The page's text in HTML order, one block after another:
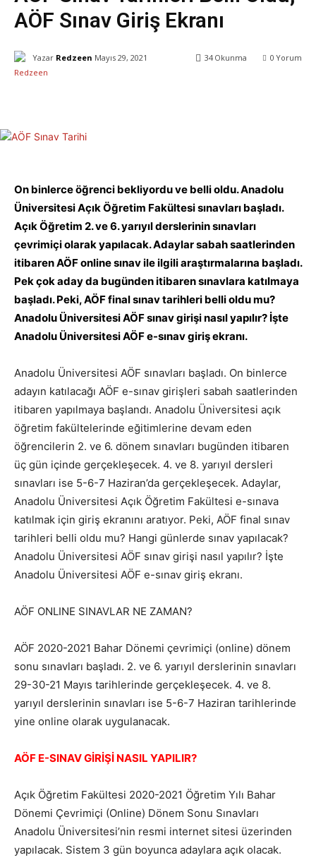
AÖF Sınav Giriş Ekranı
Yazar Redzeen Mayıs 29, 2021 0 Yorum
34 Okunma
On binlerce öğrenci bekliyordu ve belli oldu. Anadolu
Üniversitesi Açık Öğretim Fakültesi sınavları başladı.
Açık Öğretim 2. ve 6. yarıyıl derslerinin sınavları
çevrimiçi olarak yapılacak. Adaylar sabah saatlerinden
itibaren AÖF online sınav ile ilgili araştırmalarına başladı.
Pek çok aday da bugünden itibaren sınavlara katılmaya
başladı. Peki, AÖF final sınav tarihleri belli oldu mu?
Anadolu Üniversitesi AÖF sınav girişi nasıl yapılır? İşte
Anadolu Üniversitesi AÖF e-sınav giriş ekranı.
Anadolu Üniversitesi AÖF sınavları başladı. On binlerce
adayın katılacağı AÖF e-sınav girişleri sabah saatlerinden
itibaren yapılmaya başlandı. Anadolu Üniversitesi açık
öğretim fakültelerinde eğitimlerine devam eden
öğrencilerin 2. ve 6. dönem sınavları bugünden itibaren
üç gün içinde gerçekleşecek. 4. ve 8. yarıyıl dersleri
sınavları ise 5-6-7 Haziran’da gerçekleşecek. Adaylar,
Anadolu Üniversitesi Açık Öğretim Fakültesi e-sınava
katılmak için giriş ekranını aratıyor. Peki, AÖF final sınav
tarihleri belli oldu mu? Hangi günlerde sınav yapılacak?
Anadolu Üniversitesi AÖF sınav girişi nasıl yapılır? İşte
Anadolu Üniversitesi AÖF e-sınav giriş ekranı.
AÖF ONLINE SINAVLAR NE ZAMAN?
AÖF 2020-2021 Bahar Dönemi çevrimiçi (online) dönem
sonu sınavları başladı. 2. ve 6. yarıyıl derslerinin sınavları
29-30-21 Mayıs tarihlerinde gerçekleşecek. 4. ve 8.
yarıyıl derslerinin sınavları ise 5-6-7 Haziran tarihlerinde
yine online olarak uygulanacak.
AÖF E-SINAV GİRİŞİ NASIL YAPILIR?
Açık Öğretim Fakültesi 2020-2021 Öğretim Yılı Bahar
Dönemi Çevrimiçi (Online) Dönem Sonu Sınavları
Anadolu Üniversitesi’nin resmi internet sitesi üzerinden
yapılacak. Sistem 3 gün boyunca adaylara açık olacak.